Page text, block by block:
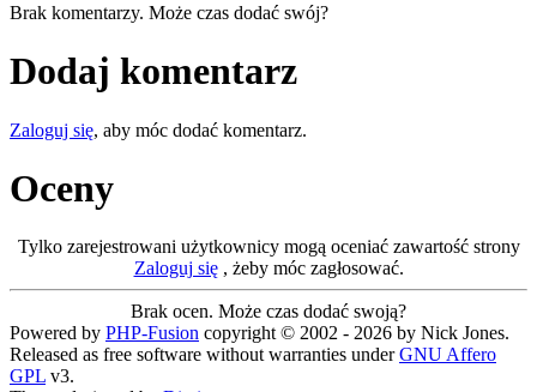
Brak komentarzy. Może czas dodać swój?
Dodaj komentarz
Zaloguj się, aby móc dodać komentarz.
Oceny
Tylko zarejestrowani użytkownicy mogą oceniać zawartość strony
Zaloguj się, żeby móc zagłosować.
Brak ocen. Może czas dodać swoją?
Powered by PHP-Fusion copyright © 2002 - 2026 by Nick Jones.
Released as free software without warranties underGNU Affero
GPL v3.